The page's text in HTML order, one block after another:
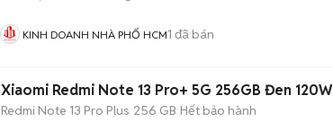
KINH DOANH NHÀ PHỐ HCM1 đã bán
Xiaomi Redmi Note 13 Pro+ 5G 256GB Đen 120W
Redmi Note 13 Pro Plus 256 GB Hết bảo hành